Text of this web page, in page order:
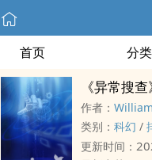
首页 分类
《异常搜
作者：
类别： 科幻 /
更新时间：